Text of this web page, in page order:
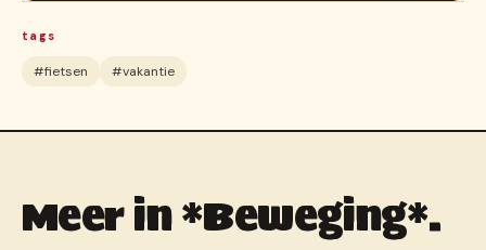
tags
#fietsen #vakantie
Meer in *Beweging*.